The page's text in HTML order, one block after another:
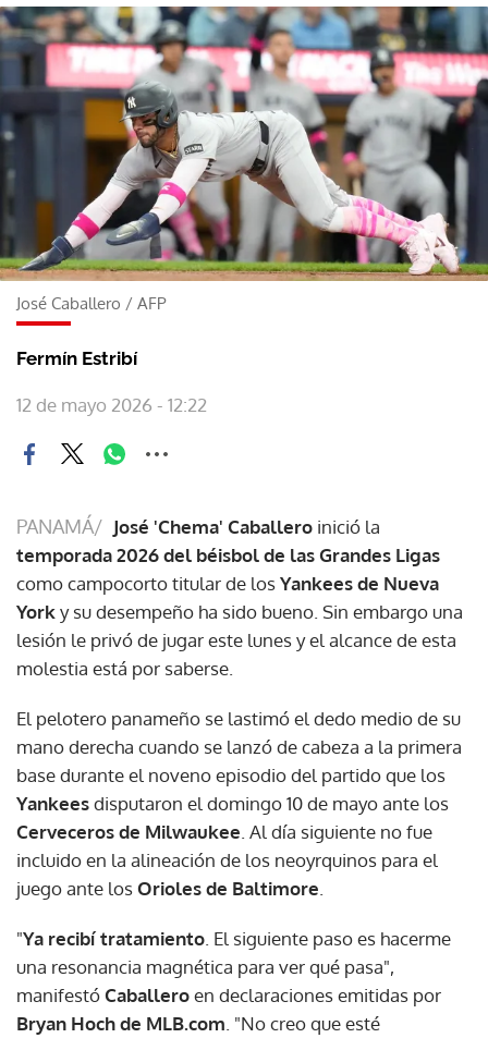
José Caballero / AFP
Fermín Estribí
12 de mayo 2026 - 12:22
PANAMÁ/ José 'Chema' Caballero inició la
temporada 2026 del béisbol de las Grandes Ligas
como campocorto titular de losYankees de Nueva
Yorky su desempeño ha sido bueno. Sin embargo una
lesión le privó de jugar este lunes y el alcance de esta
molestia está por saberse.
El pelotero panameño se lastimó el dedo medio de su
mano derecha cuando se lanzó de cabeza a la primera
base durante el noveno episodio del partido que los
Yankeesdisputaron el domingo 10 de mayo ante los
Cerveceros de Milwaukee . Al día siguiente no fue
incluido en la alineación de los neoyrquinos para el
juego ante losOrioles de Baltimore
"Ya recibí tratamiento . El siguiente paso es hacerme
una resonancia magnética para ver qué pasa",
manifestóCaballeroen declaraciones emitidas por
Bryan Hoch de MLB.com . "No creo que esté